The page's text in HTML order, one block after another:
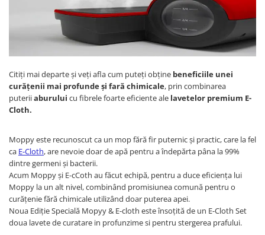
Citiți mai departe și veți afla cum puteți obține beneficiile unei
curățenii mai profundeși fară chimicale, prin combinarea
puteriiaburului cu fibrele foarte eficiente ale lavetelor premium E-
Cloth.
Moppy este recunoscut ca un mop fără fir puternic și practic, care la fel
ca E-Cloth, are nevoie doar de apă pentru a îndepărta pâna la 99%
dintre germeni și bacterii.
Acum Moppy și E-cCoth au făcut echipă, pentru a duce eficiența lui
Moppy la un alt nivel, combinând promisiunea comună pentru o
curățenie fără chimicale utilizând doar puterea apei.
Noua Ediție Specială Mopyy & E-cloth este însoțită de un E-Cloth Set
doua lavete de curatare in profunzime si pentru stergerea prafului.